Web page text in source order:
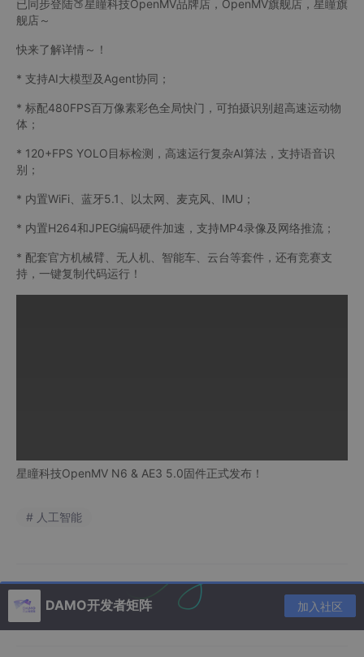
已同步登陆🍑星瞳科技OpenMV品牌店，OpenMV旗舰店，星瞳旗
舰店～
快来了解详情～！
* 支持AI大模型及Agent协同；
* 标配480FPS百万像素彩色全局快门，可拍摄识别超高速运动物
体；
* 120+FPS YOLO目标检测，高速运行复杂AI算法，支持语音识
别；
* 内置WiFi、蓝牙5.1、以太网、麦克风、IMU；
* 内置H264和JPEG编码硬件加速，支持MP4录像及网络推流；
* 配套官方机械臂、无人机、智能车、云台等套件，还有竞赛支
持，一键复制代码运行！
星瞳科技OpenMV N6 & AE3 5.0固件正式发布！
# 人工智能
DAMO开发者矩阵 加入社区